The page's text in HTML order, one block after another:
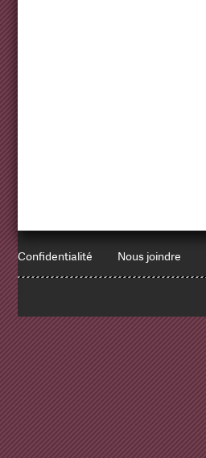
Confidentialité Nous joindre